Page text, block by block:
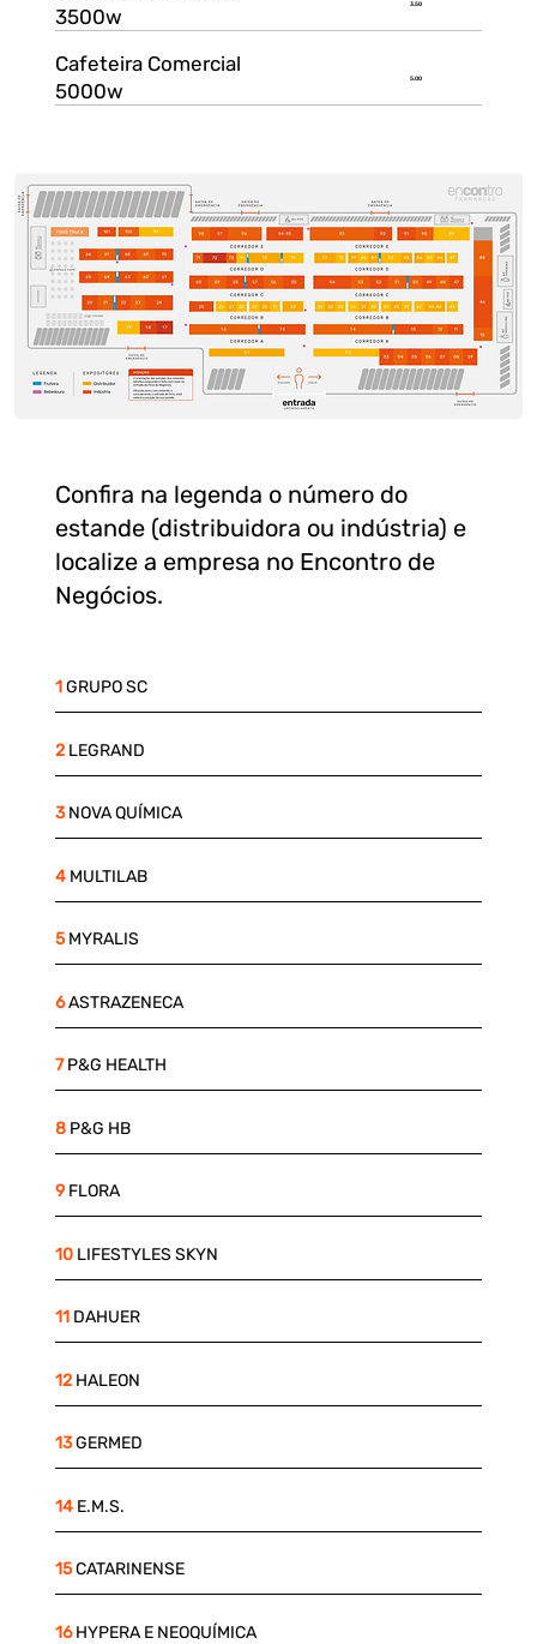
3500w
3.50
Cafeteira Comercial
5000w
5.00
Confira na legenda o número do
estande (distribuidora ou indústria) e
localize a empresa no Encontro de
Negócios.
1GRUPO SC
2LEGRAND
3NOVA QUÍMICA
4MULTILAB
5MYRALIS
6ASTRAZENECA
7P&G HEALTH
8P&G HB
9FLORA
10LIFESTYLES SKYN
11DAHUER
12HALEON
13GERMED
14E.M.S.
15CATARINENSE
16HYPERA E NEOQUÍMICA